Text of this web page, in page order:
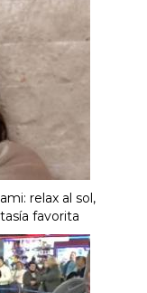
relax al sol,
favorita